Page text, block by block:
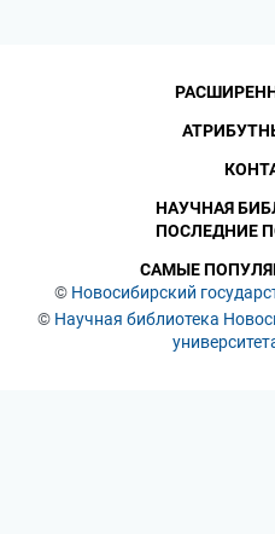
© Новосибирский
© Научная библиотека
НАУЧНАЯ
ПОСЛЕДНИЕ
САМЫЕ